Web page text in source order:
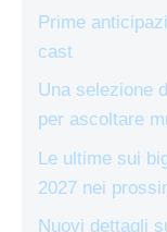
Prime
cast
Una selezione
per ascoltare
Le ultime sui
2027 nei
Nuovi dettagli